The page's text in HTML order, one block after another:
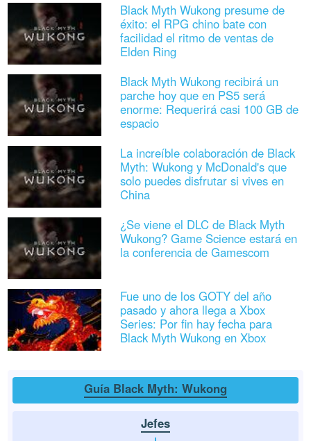
Black Myth Wukong presume de
éxito: el RPG chino bate con
facilidad el ritmo de ventas de
Elden Ring
Black Myth Wukong recibirá un
parche hoy que en PS5 será
enorme: Requerirá casi 100 GB de
espacio
La increíble colaboración de Black
Myth: Wukong y McDonald's que
solo puedes disfrutar si vives en
China
¿Se viene el DLC de Black Myth
Wukong? Game Science estará en
la conferencia de Gamescom
Fue uno de los GOTY del año
pasado y ahora llega a Xbox
Series: Por fin hay fecha para
Black Myth Wukong en Xbox
Guía Black Myth: Wukong
Jefes